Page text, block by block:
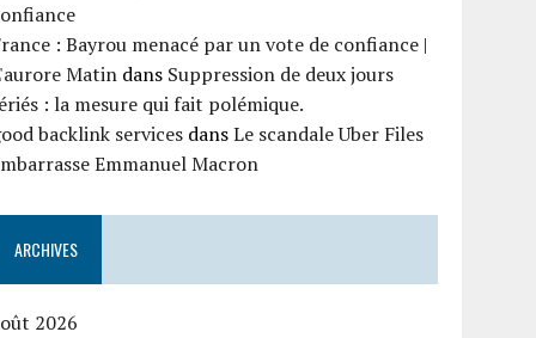
: Bayrou menacé par un vote de confiance |
Matin dans Suppression de deux jours
: la mesure qui fait polémique.
backlink services dansLe scandale Uber Files
Emmanuel Macron
ARCHIVES
2026